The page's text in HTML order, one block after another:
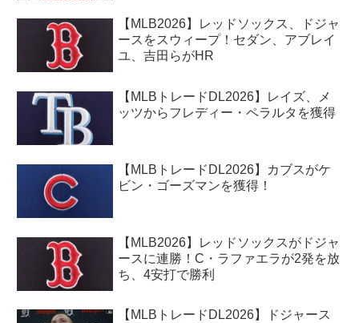
【MLB2026】レッドソックス、ドジャ
ースをスウィープ！セダン、アブレイ
ユ、吉田らがHR
【MLBトレードDL2026】レイズ、メ
ッツからフレディー・ペラルタを獲得
【MLBトレードDL2026】カブスがケ
ビン・ゴーズマンを獲得！
【MLB2026】レッドソックスがドジャ
ースに連勝！C・ラファエラが2発を放
ち、4安打で勝利
【MLBトレードDL2026】ドジャース